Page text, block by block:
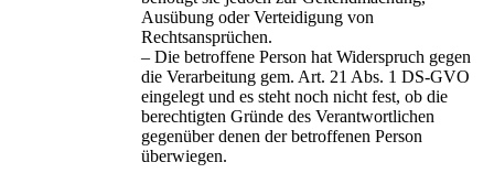
Ausübung oder Verteidigung von
Rechtsansprüchen.
– Die betroffene Person hat Widerspruch gegen
die Verarbeitung gem. Art. 21 Abs. 1 DS-GVO
eingelegt und es steht noch nicht fest, ob die
berechtigten Gründe des Verantwortlichen
gegenüber denen der betroffenen Person
überwiegen.